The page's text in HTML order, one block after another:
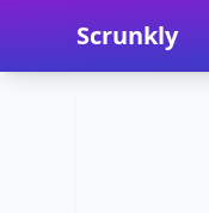
Scrunkly